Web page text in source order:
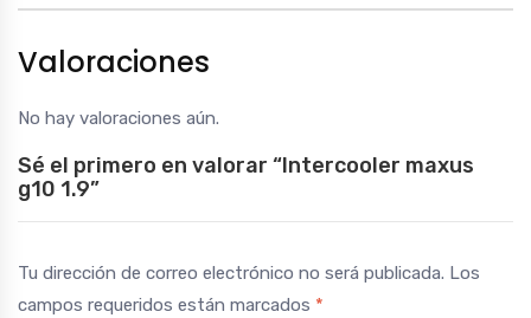
Valoraciones
No hay valoraciones aún.
Sé el primero en valorar “Intercooler maxus
g10 1.9”
Tu dirección de correo electrónico no será publicada. Los
campos requeridos están marcados *